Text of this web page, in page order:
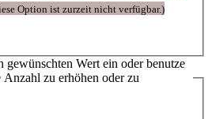
Option ist zurzeit nicht verfügbar.)
Wert ein oder benutze
zu erhöhen oder zu